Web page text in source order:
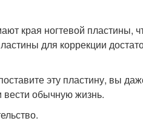
края ногтевой пластины,
для коррекции
эту пластину, вы
вести обычную жизнь.